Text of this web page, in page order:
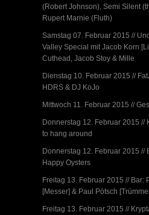
(Robert Johnson), Semi Silent
Rupert Marnie (Fluth)
Samstag 07. Februar 2015 //
Valley Special mit Jacob Korn
Cuthead, Jacob Stoy & Mille
Dienstag 10. Februar 2015 //
HDRS & DJ KoJo
Mittwoch 11. Februar 2015 //
Donnerstag 12. Februar 2015 //
to hang around
Donnerstag 12. Februar 2015 //
Happy Oysters
Freitag 13. Februar 2015 // Bar:
[Messer] & Paul Pötsch
Freitag 13. Februar 2015 //